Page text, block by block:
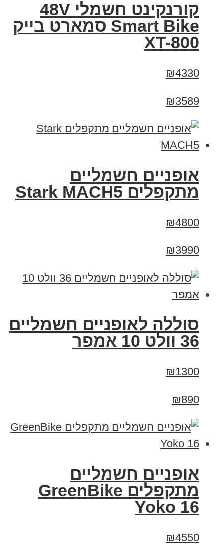
קורנקינט חשמלי 48V
Smart Bike סמארט בייק
XT-800
₪4330
₪3589
‏אופניים חשמליים
‏מתקפלים Stark MACH5
₪4800
₪3990
סוללה לאופניים חשמליים
36 וולט 10 אמפר
₪1300
₪890
‏אופניים חשמליים
‏מתקפלים GreenBike
Yoko 16
₪4550